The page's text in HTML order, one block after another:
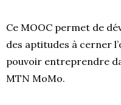
Ce MOOC permet de
des aptitudes à cerner
pouvoir entreprendre
MTN MoMo.